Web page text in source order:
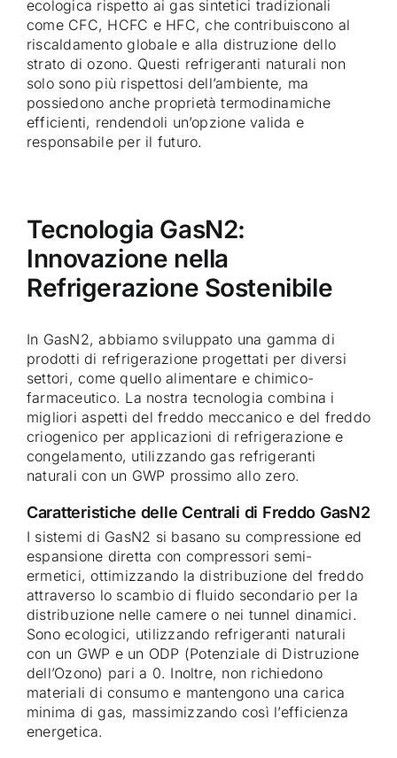
ecologica rispetto ai gas sintetici tradizionali
come CFC, HCFC e HFC, che contribuiscono al
riscaldamento globale e alla distruzione dello
strato di ozono. Questi refrigeranti naturali non
solo sono più rispettosi dell’ambiente, ma
possiedono anche proprietà termodinamiche
efficienti, rendendoli un’opzione valida e
responsabile per il futuro.
Tecnologia GasN2:
Innovazione nella
Refrigerazione Sostenibile
In GasN2, abbiamo sviluppato una gamma di
prodotti di refrigerazione progettati per diversi
settori, come quello alimentare e chimico-
farmaceutico. La nostra tecnologia combina i
migliori aspetti del freddo meccanico e del freddo
criogenico per applicazioni di refrigerazione e
congelamento, utilizzando gas refrigeranti
naturali con un GWP prossimo allo zero.
Caratteristiche delle Centrali di Freddo GasN2
I sistemi di GasN2 si basano su compressione ed
espansione diretta con compressori semi-
ermetici, ottimizzando la distribuzione del freddo
attraverso lo scambio di fluido secondario per la
distribuzione nelle camere o nei tunnel dinamici.
Sono ecologici, utilizzando refrigeranti naturali
con un GWP e un ODP (Potenziale di Distruzione
dell’Ozono) pari a 0. Inoltre, non richiedono
materiali di consumo e mantengono una carica
minima di gas, massimizzando così l’efficienza
energetica.